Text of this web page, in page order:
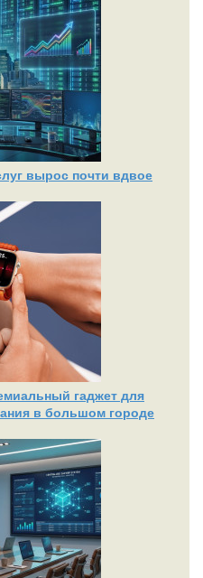
вырос почти вдвое
гаджет для
в большом городе